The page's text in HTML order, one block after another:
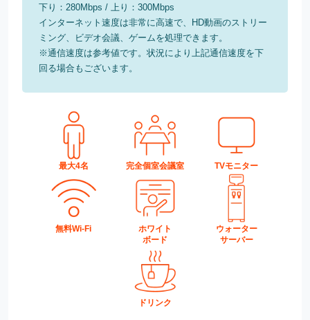
下り：280Mbps / 上り：300Mbps
インターネット速度は非常に高速で、HD動画のストリー
ミング、ビデオ会議、ゲームを処理できます。
※通信速度は参考値です。状況により上記通信速度を下
回る場合もございます。
最大4名 完全個室会議室 TVモニター
無料Wi-Fi
ホワイト
ボード
ウォーター
サーバー
ドリンク